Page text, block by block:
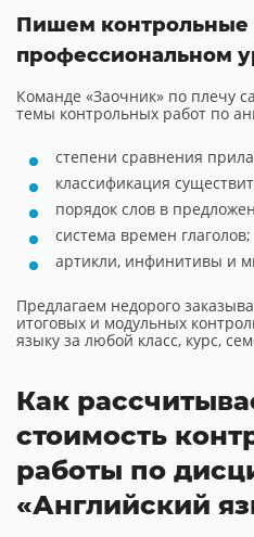
Пишем контрольные
профессиональном
Команде «Заочник» по плечу
темы контрольных работ по
степени сравнения
классификация
порядок слов в
система времен глаголов;
артикли, инфинитивы и
Предлагаем недорого
итоговых и модульных
языку за любой класс, курс,
Как
стоимость
работы по
«Английский